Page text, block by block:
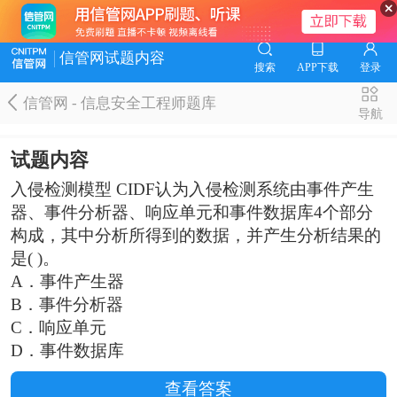
信管网试题内容
搜索 APP下载 登录
信管网 - 信息安全工程师题库
导航
试题内容
入侵检测模型 CIDF认为入侵检测系统由事件产生
器、事件分析器、响应单元和事件数据库4个部分
构成，其中分析所得到的数据，并产生分析结果的
是( )。
A．事件产生器
B．事件分析器
C．响应单元
D．事件数据库
查看答案